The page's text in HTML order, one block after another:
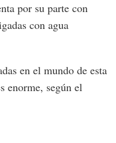
por su parte con
con agua
en el mundo de esta
enorme, según el